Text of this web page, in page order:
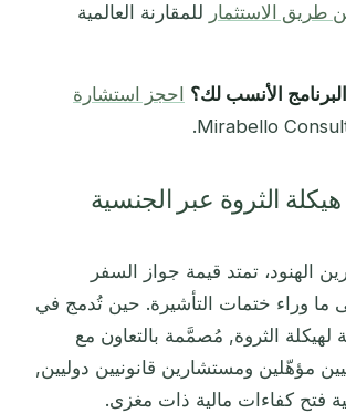
طريق الاستثمار للمقارنة العالمية
الأنسب لك؟ احجز استشارة
الثروة عبر الجنسية
الهنود، تمتد قيمة جواز السفر
ما وراء ختمات التأشيرة. حين تُدمج في
لهيكلة الثروة, مُصمَّمة بالتعاون مع
مؤهّلين ومستشارين قانونيين دوليين,
فتح كفاءات مالية ذات مغزى.